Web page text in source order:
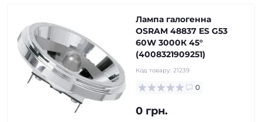
Лампа галогенна
OSRAM 48837 ES G53
60W 3000К 45°
(4008321909251)
Код товару: 21239
0
0 грн.